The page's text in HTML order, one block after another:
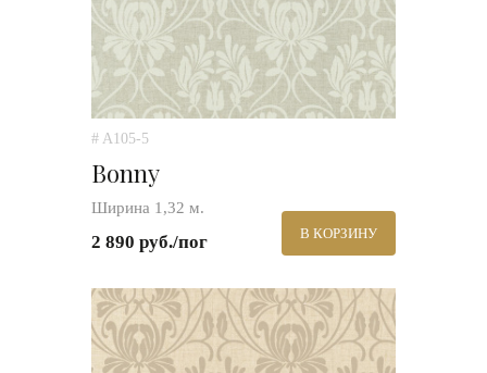
# A105-5
Bonny
Ширина 1,32 м.
2 890 руб./пог В КОРЗИНУ